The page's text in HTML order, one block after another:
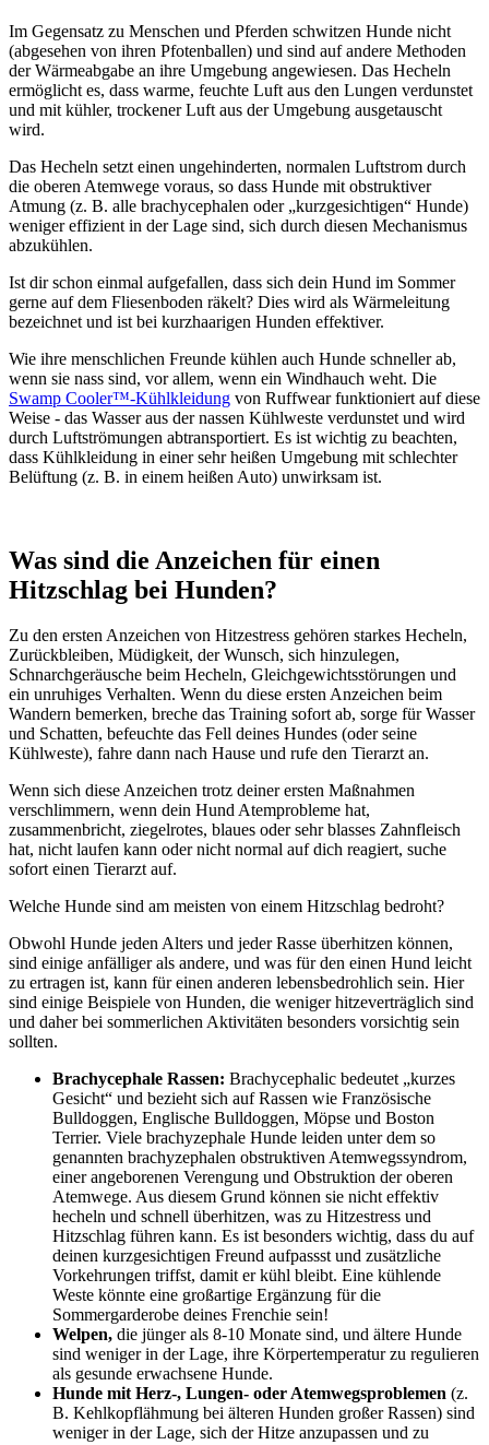
Im Gegensatz zu Menschen und Pferden schwitzen Hunde nicht
(abgesehen von ihren Pfotenballen) und sind auf andere Methoden
der Wärmeabgabe an ihre Umgebung angewiesen. Das Hecheln
ermöglicht es, dass warme, feuchte Luft aus den Lungen verdunstet
und mit kühler, trockener Luft aus der Umgebung ausgetauscht
wird.
Das Hecheln setzt einen ungehinderten, normalen Luftstrom durch
die oberen Atemwege voraus, so dass Hunde mit obstruktiver
Atmung (z. B. alle brachycephalen oder „kurzgesichtigen“ Hunde)
weniger effizient in der Lage sind, sich durch diesen Mechanismus
abzukühlen.
Ist dir schon einmal aufgefallen, dass sich dein Hund im Sommer
gerne auf dem Fliesenboden räkelt? Dies wird als Wärmeleitung
bezeichnet und ist bei kurzhaarigen Hunden effektiver.
Wie ihre menschlichen Freunde kühlen auch Hunde schneller ab,
wenn sie nass sind, vor allem, wenn ein Windhauch weht. Die
Swamp Cooler™-Kühlkleidung von Ruffwear funktioniert auf diese
Weise - das Wasser aus der nassen Kühlweste verdunstet und wird
durch Luftströmungen abtransportiert. Es ist wichtig zu beachten,
dass Kühlkleidung in einer sehr heißen Umgebung mit schlechter
Belüftung (z. B. in einem heißen Auto) unwirksam ist.
Was sind die Anzeichen für einen
Hitzschlag bei Hunden?
Zu den ersten Anzeichen von Hitzestress gehören starkes Hecheln,
Zurückbleiben, Müdigkeit, der Wunsch, sich hinzulegen,
Schnarchgeräusche beim Hecheln, Gleichgewichtsstörungen und
ein unruhiges Verhalten. Wenn du diese ersten Anzeichen beim
Wandern bemerken, breche das Training sofort ab, sorge für Wasser
und Schatten, befeuchte das Fell deines Hundes (oder seine
Kühlweste), fahre dann nach Hause und rufe den Tierarzt an.
Wenn sich diese Anzeichen trotz deiner ersten Maßnahmen
verschlimmern, wenn dein Hund Atemprobleme hat,
zusammenbricht, ziegelrotes, blaues oder sehr blasses Zahnfleisch
hat, nicht laufen kann oder nicht normal auf dich reagiert, suche
sofort einen Tierarzt auf.
Welche Hunde sind am meisten von einem Hitzschlag bedroht?
Obwohl Hunde jeden Alters und jeder Rasse überhitzen können,
sind einige anfälliger als andere, und was für den einen Hund leicht
zu ertragen ist, kann für einen anderen lebensbedrohlich sein. Hier
sind einige Beispiele von Hunden, die weniger hitzeverträglich sind
und daher bei sommerlichen Aktivitäten besonders vorsichtig sein
sollten.
Brachycephale Rassen: Brachycephalic bedeutet „kurzes
Gesicht“ und bezieht sich auf Rassen wie Französische
Bulldoggen, Englische Bulldoggen, Möpse und Boston
Terrier. Viele brachyzephale Hunde leiden unter dem so
genannten brachyzephalen obstruktiven Atemwegssyndrom,
einer angeborenen Verengung und Obstruktion der oberen
Atemwege. Aus diesem Grund können sie nicht effektiv
hecheln und schnell überhitzen, was zu Hitzestress und
Hitzschlag führen kann. Es ist besonders wichtig, dass du auf
deinen kurzgesichtigen Freund aufpassst und zusätzliche
Vorkehrungen triffst, damit er kühl bleibt. Eine kühlende
Weste könnte eine großartige Ergänzung für die
Sommergarderobe deines Frenchie sein!
Welpen, die jünger als 8-10 Monate sind, und ältere Hunde
sind weniger in der Lage, ihre Körpertemperatur zu regulieren
als gesunde erwachsene Hunde.
Hunde mit Herz-, Lungen- oder Atemwegsproblemen (z.
B. Kehlkopflähmung bei älteren Hunden großer Rassen) sind
weniger in der Lage, sich der Hitze anzupassen und zu